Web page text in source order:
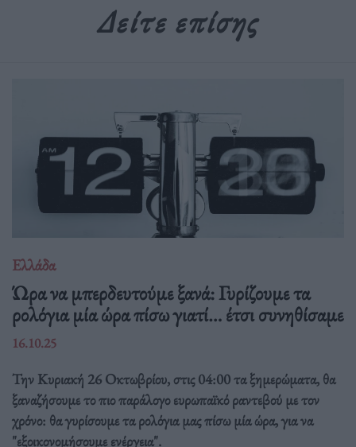
Δείτε επίσης
Ελλάδα
Ώρα να μπερδευτούμε ξανά: Γυρίζουμε τα
ρολόγια μία ώρα πίσω γιατί… έτσι συνηθίσαμε
16.10.25
Την Κυριακή 26 Οκτωβρίου, στις 04:00 τα ξημερώματα, θα
ξαναζήσουμε το πιο παράλογο ευρωπαϊκό ραντεβού με τον
χρόνο: θα γυρίσουμε τα ρολόγια μας πίσω μία ώρα, για να
"εξοικονομήσουμε ενέργεια".